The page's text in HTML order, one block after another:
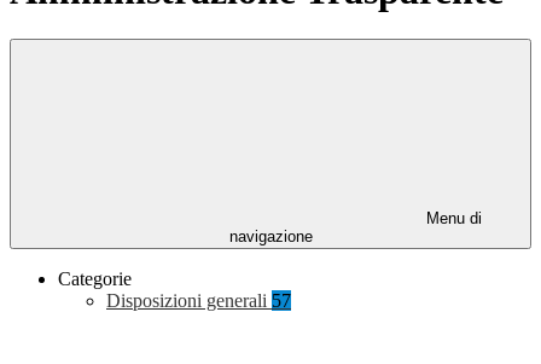
Menu di
navigazione
Categorie
Disposizioni generali 57